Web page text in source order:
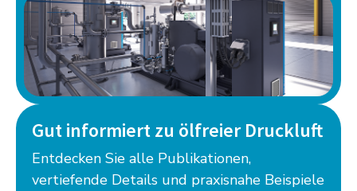
Gut informiert zu ölfreier Druckluft
Entdecken Sie alle Publikationen,
vertiefende Details und praxisnahe Beispiele